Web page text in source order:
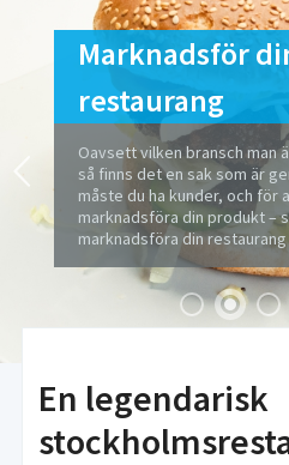
Marknadsför
restaurang
Oavsett vilken bransch man
så finns det en sak som är
måste du ha kunder, och för
marknadsföra din produkt –
marknadsföra din
En legendarisk